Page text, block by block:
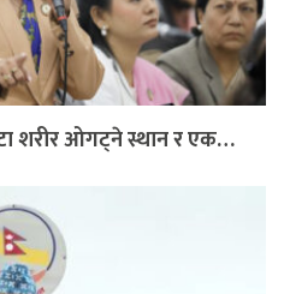
शरीर ओगट्ने स्थान र एक…